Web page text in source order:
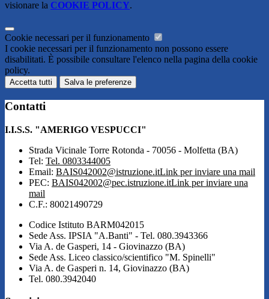
visionare la COOKIE POLICY.
Cookie necessari per il funzionamento
I cookie necessari per il funzionamento non possono essere
disabilitati. È possibile consultare l'elenco nella pagina della cookie
policy.
Accetta tutti Salva le preferenze
Contatti
I.I.S.S. "AMERIGO VESPUCCI"
Strada Vicinale Torre Rotonda - 70056 - Molfetta (BA)
Tel: Tel. 0803344005
Email: BAIS042002@istruzione.itLink per inviare una mail
PEC: BAIS042002@pec.istruzione.itLink per inviare una
mail
C.F.: 80021490729
Codice Istituto BARM042015
Sede Ass. IPSIA "A.Banti" - Tel. 080.3943366
Via A. de Gasperi, 14 - Giovinazzo (BA)
Sede Ass. Liceo classico/scientifico "M. Spinelli"
Via A. de Gasperi n. 14, Giovinazzo (BA)
Tel. 080.3942040